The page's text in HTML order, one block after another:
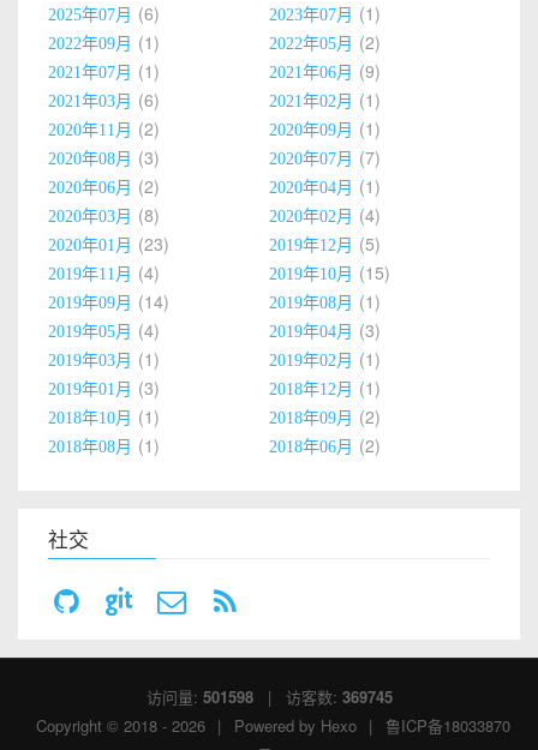
2025年07月 6 2023年07月 1
2022年09月 1 2022年05月 2
2021年07月 1 2021年06月 9
2021年03月 6 2021年02月 1
2020年11月 2 2020年09月 1
2020年08月 3 2020年07月 7
2020年06月 2 2020年04月 1
2020年03月 8 2020年02月 4
2020年01月 23 2019年12月 5
2019年11月 4 2019年10月 15
2019年09月 14 2019年08月 1
2019年05月 4 2019年04月 3
2019年03月 1 2019年02月 1
2019年01月 3 2018年12月 1
2018年10月 1 2018年09月 2
2018年08月 1 2018年06月 2
社交
访问量: 501598| 访客数: 369745
Copyright © 2018 - 2026 | Powered by Hexo |
鲁ICP备18033870